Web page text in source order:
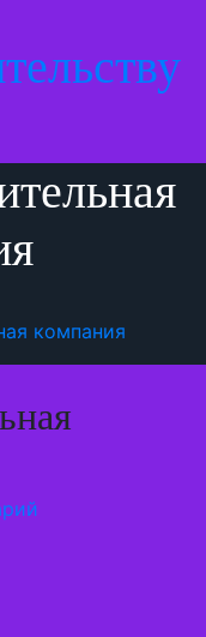
компания